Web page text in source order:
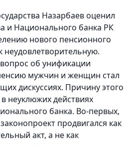
Назарбаев оценил
и Национального банка РК
нового пенсионного
неудовлетворительную.
об унификации
мужчин и женщин стал
дискуссиях. Причину этого
неуклюжих действиях
банка. Во-первых,
продвигался как
акт, а не как